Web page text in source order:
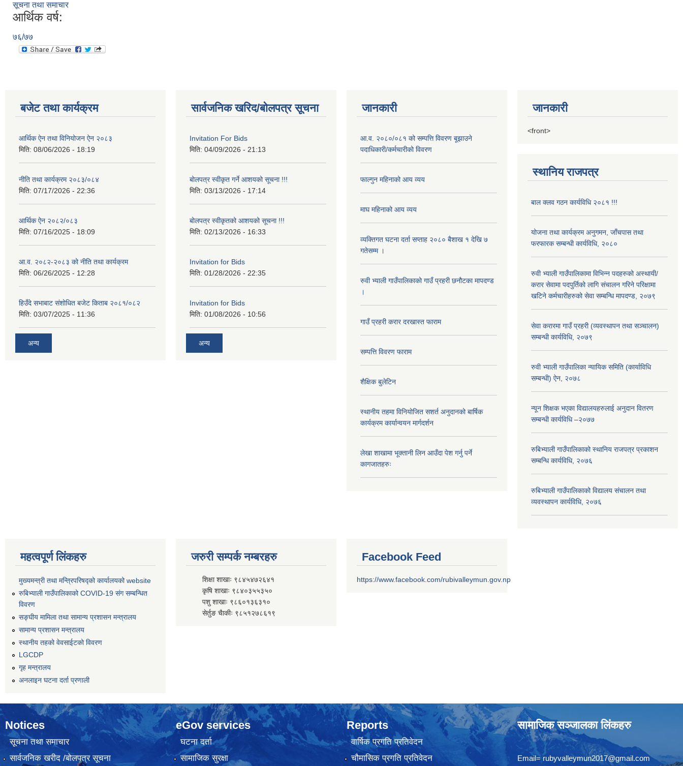
सूचना तथा समाचार
आर्थिक वर्ष:
७६/७७
बजेट तथा कार्यक्रम
आर्थिक ऐन तथा विनियोजन ऐन २०८३
मिति: 08/06/2026 - 18:19
नीति तथा कार्यक्रम २०८३/०८४
मिति: 07/17/2026 - 22:36
आर्थिक ऐन २०८२/०८३
मिति: 07/16/2025 - 18:09
आ.व. २०८२-२०८३ को नीति तथा कार्यक्रम
मिति: 06/26/2025 - 12:28
हिउँदे सभाबाट संशोधित बजेट किताब २०८१/०८२
मिति: 03/07/2025 - 11:36
अन्य
सार्वजनिक खरिद/बोलपत्र सूचना
Invitation For Bids
मिति: 04/09/2026 - 21:13
बोलपत्र स्वीकृत गर्ने आशयको सूचना !!!
मिति: 03/13/2026 - 17:14
बोलपत्र स्वीकृतको आशयको सूचना !!!
मिति: 02/13/2026 - 16:33
Invitation for Bids
मिति: 01/28/2026 - 22:35
Invitation for Bids
मिति: 01/08/2026 - 10:56
अन्य
जानकारी
आ.व. २०८०/०८१ को सम्पत्ति विवरण बूझाउने
पदाधिकारी/कर्मचारीको विवरण
फाल्गुन महिनाको आय व्यय
माघ महिनाको आय व्यय
व्यक्तिगत घटना दर्ता सप्ताह २०८० बैशाख १ देखि ७
गतेसम्म ।
रुवी भ्याली गाउँपालिकाको गाउँ प्रहरी छनौटका मापदण्ड
।
गाउँ प्रहरी करार दरखास्त फाराम
सम्पत्ति विवरण फाराम
शैक्षिक बुलेटिन
स्थानीय तहमा विनियोजित सशर्त अनुदानको बार्षिक
कार्यक्रम कार्यान्वयन मार्गदर्शन
लेखा शाखामा भूक्तानी लिन आउँदा पेश गर्नु पर्ने
कागजातहरुः
जानकारी
<front>
स्थानिय राजपत्र
बाल क्लव गठन कार्यविधि २०८१ !!!
योजना तथा कार्यक्रम अनुगमन, जाँचपास तथा
फरफारक सम्बन्धी कार्यविधि, २०८०
रुवी भ्याली गाउँपालिकामा विभिन्न पदहरुको अस्थायी/
करार सेवामा पदपुर्तिको लागि संचालन गरिने परिक्षामा
खटिने कर्मचारीहरुको सेवा सम्बन्धि मापदण्ड, २०७९
सेवा करारमा गाउँ प्रहरी (व्यवस्थापन तथा सञ्चालन)
सम्बन्धी कार्यविधि, २०७९
रुवी भ्याली गाउँपालिका न्यायिक समिति (कार्याविधि
सम्बन्धी) ऐन, २०७८
न्यून शिक्षक भएका ‍विद्यालयहरुलाई अनुदान वितरण
सम्बन्धी कार्यविधि –२०७७
रुबिभ्याली गाउँपालिकाको स्थानिय राजपत्र प्रकाशन
सम्बन्धि कार्यविधि, २०७६
रुबिभ्याली गाउँपालिकाको विद्यालय संचालन तथा
व्यवस्थापन कार्यविधि, २०७६
महत्वपूर्ण लिंकहरु
मुख्यमन्त्री तथा मन्त्रिपरिषद्को कार्यालयको website
रुबिभ्याली गाउँपालिकाको COVID-19 संग सम्बन्धित
विवरण
सङ्‍घीय मामिला तथा सामान्य प्रशासन मन्त्रालय
सामान्य प्रशासन मन्त्रालय
स्थानीय तहको वेवसाईटको विवरण
LGCDP
गृह मन्त्रालय
अनलाइन घटना दर्ता प्रणाली
जरुरी सम्पर्क नम्बरहरु
शिक्षा शाखाः ९८४५४७२६४१
कृषि शाखाः ९८४०३५५३५०
पशु शाखाः ९८६०१३६३१०
सेर्तुङ चैाकीः ९८५१२७८६१९
Facebook Feed
https://www.facebook.com/rubivalleymun.gov.np
Notices
सूचना तथा समाचार
सार्वजनिक खरीद /बोलपत्र सूचना
eGov services
घटना दर्ता
सामाजिक सुरक्षा
Reports
वार्षिक प्रगति प्रतिवेदन
चौमासिक प्रगति प्रतिवेदन
सामाजिक सञ्जालका लिंकहरु
Email= rubyvalleymun2017@gmail.com